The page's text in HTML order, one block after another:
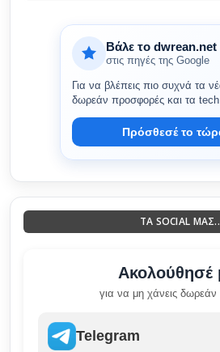
Βάλε το dwrean.net
στις πηγές της Google
Για να βλέπεις πιο συχνά τα
δωρεάν προσφορές και τα tech
Πρόσθεσέ το
ΤΑ SOCIAL
Ακολούθησέ
για να μη χάνεις δωρεάν
Telegram